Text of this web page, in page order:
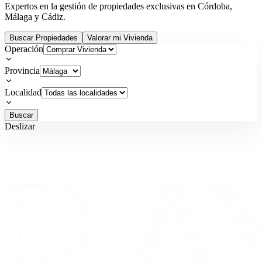
Expertos en la gestión de propiedades exclusivas en Córdoba,
Málaga y Cádiz.
Buscar Propiedades Valorar mi Vivienda
Operación
Provincia
Localidad
Buscar
Deslizar